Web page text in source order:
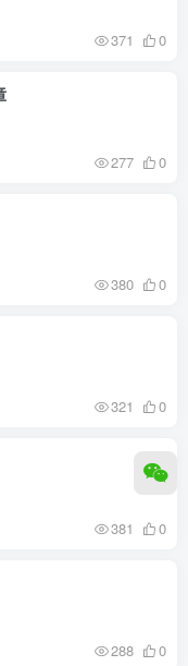
371 0
277 0
380 0
321 0
381 0
288 0